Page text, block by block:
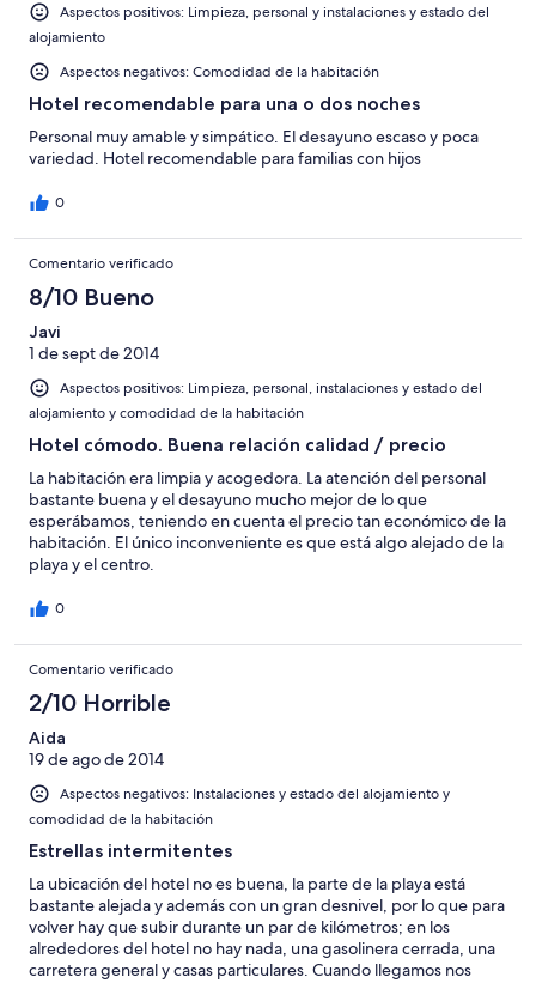
Aspectos positivos: Limpieza, personal y instalaciones y estado del
alojamiento
Aspectos negativos: Comodidad de la habitación
Hotel recomendable para una o dos noches
Personal muy amable y simpático. El desayuno escaso y poca
variedad. Hotel recomendable para familias con hijos
0
Comentario verificado
8/10 Bueno
Javi
1 de sept de 2014
Aspectos positivos: Limpieza, personal, instalaciones y estado del
alojamiento y comodidad de la habitación
Hotel cómodo. Buena relación calidad / precio
La habitación era limpia y acogedora. La atención del personal
bastante buena y el desayuno mucho mejor de lo que
esperábamos, teniendo en cuenta el precio tan económico de la
habitación. El único inconveniente es que está algo alejado de la
playa y el centro.
0
Comentario verificado
2/10 Horrible
Aida
19 de ago de 2014
Aspectos negativos: Instalaciones y estado del alojamiento y
comodidad de la habitación
Estrellas intermitentes
La ubicación del hotel no es buena, la parte de la playa está
bastante alejada y además con un gran desnivel, por lo que para
volver hay que subir durante un par de kilómetros; en los
alrededores del hotel no hay nada, una gasolinera cerrada, una
carretera general y casas particulares. Cuando llegamos nos